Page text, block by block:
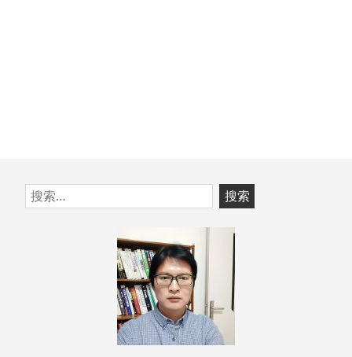
跳
至
搜
索：